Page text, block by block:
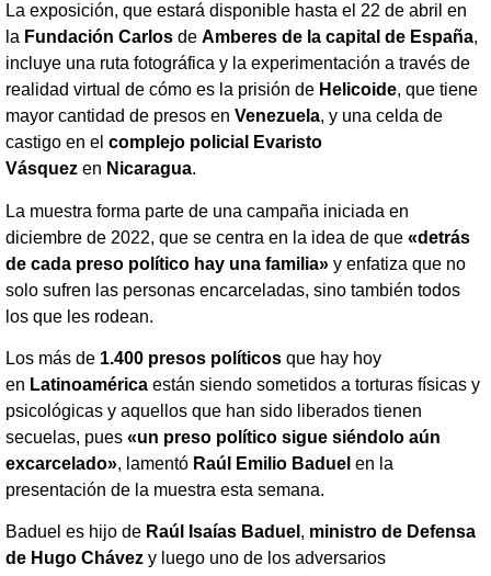
La exposición, que estará disponible hasta el 22 de abril en
la Fundación Carlos de Amberes de la capital de España,
incluye una ruta fotográfica y la experimentación a través de
realidad virtual de cómo es la prisión de Helicoide, que tiene
mayor cantidad de presos en Venezuela, y una celda de
castigo en el complejo policial Evaristo
Vásquez en Nicaragua.
La muestra forma parte de una campaña iniciada en
diciembre de 2022, que se centra en la idea de que «detrás
de cada preso político hay una familia» y enfatiza que no
solo sufren las personas encarceladas, sino también todos
los que les rodean.
Los más de 1.400 presos políticos que hay hoy
en Latinoamérica están siendo sometidos a torturas físicas y
psicológicas y aquellos que han sido liberados tienen
secuelas, pues «un preso político sigue siéndolo aún
excarcelado», lamentó Raúl Emilio Baduel en la
presentación de la muestra esta semana.
Baduel es hijo de Raúl Isaías Baduel , ministro de Defensa
de Hugo Chávez y luego uno de los adversarios